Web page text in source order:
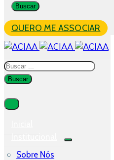
QUERO ME ASSOCIAR
Sobre Nós